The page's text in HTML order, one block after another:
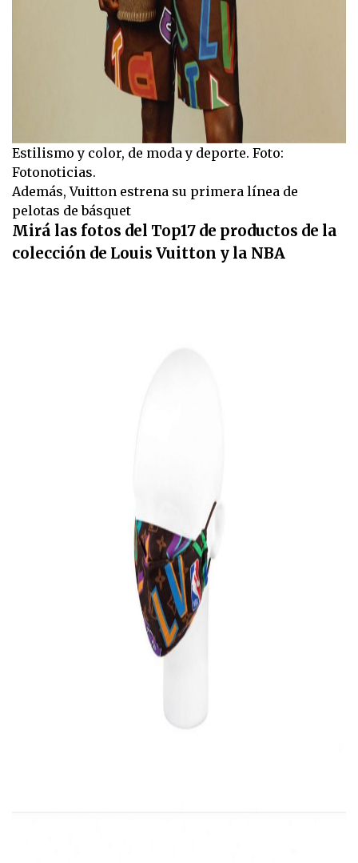
Estilismo y color, de moda y deporte. Foto:
Fotonoticias.
Además, Vuitton estrena su primera línea de
pelotas de básquet
Mirá las fotos del Top17 de productos de la
colección de Louis Vuitton y la NBA